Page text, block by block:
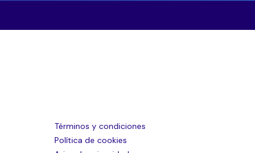
Términos y condiciones
Política de cookies